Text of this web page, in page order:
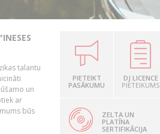
talantu
un
ar
būs
PIETEIKT
PASĀKUMU
DJ LICENCE
PIETEIKUMS
ZELTA UN
PLATĪNA
SERTIFIKĀCIJA